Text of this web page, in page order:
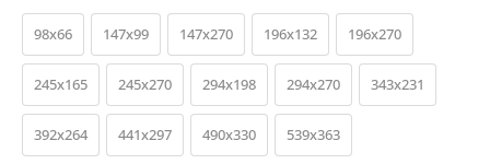
98x66 147x99 147x270 196x132 196x270
245x165 245x270 294x198 294x270 343x231
392x264 441x297 490x330 539x363